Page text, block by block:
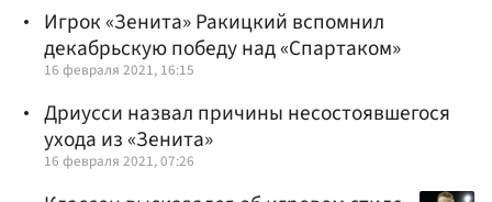
Игрок «Зенита» Ракицкий вспомнил
декабрьскую победу над «Спартаком»
16 февраля 2021, 16:15
Дриусси назвал причины несостоявшегося
ухода из «Зенита»
16 февраля 2021, 07:26